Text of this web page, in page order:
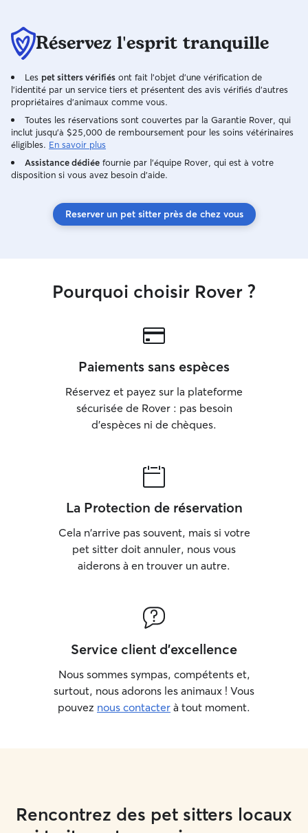
Réservez l'esprit tranquille
Les pet sitters vérifiés ont fait l'objet d'une vérification de
l'identité par un service tiers et présentent des avis vérifiés d'autres
propriétaires d'animaux comme vous.
Toutes les réservations sont couvertes par la Garantie Rover, qui
inclut jusqu'à $25,000 de remboursement pour les soins vétérinaires
éligibles. En savoir plus
Assistance dédiée fournie par l'équipe Rover, qui est à votre
disposition si vous avez besoin d'aide.
Reserver un pet sitter près de chez vous
Pourquoi choisir Rover ?
Paiements sans espèces
Réservez et payez sur la plateforme
sécurisée de Rover : pas besoin
d'espèces ni de chèques.
La Protection de réservation
Cela n'arrive pas souvent, mais si votre
pet sitter doit annuler, nous vous
aiderons à en trouver un autre.
Service client d'excellence
Nous sommes sympas, compétents et,
surtout, nous adorons les animaux ! Vous
pouvez nous contacter à tout moment.
Rencontrez des pet sitters locaux